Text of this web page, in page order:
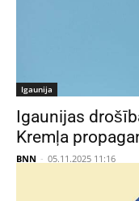
Igaunija
Igaunijas
Kremļa
BNN - 05.11.2025 11:16